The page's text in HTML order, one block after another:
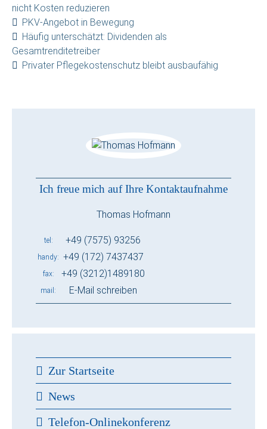
nicht Kosten reduzieren
PKV-Angebot in Bewegung
Häufig unterschätzt: Dividenden als
Gesamtrenditetreiber
Privater Pflegekostenschutz bleibt ausbaufähig
Ich freue mich auf Ihre Kontaktaufnahme
Thomas Hofmann
tel +49 (7575) 93256
handy +49 (172) 7437437
fax +49 (3212)1489180
mail E-Mail schreiben
Zur Startseite
News
Telefon-Onlinekonferenz